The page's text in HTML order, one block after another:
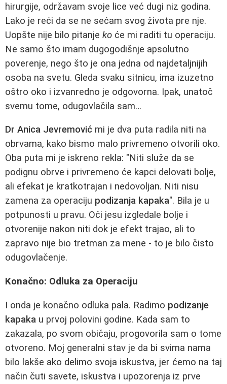
hirurgije, održavam svoje lice već dugi niz godina.
Lako je reći da se ne sećam svog života pre nje.
Uopšte nije bilo pitanje ko će mi raditi tu operaciju.
Ne samo što imam dugogodišnje apsolutno
poverenje, nego što je ona jedna od najdetaljnijih
osoba na svetu. Gleda svaku sitnicu, ima izuzetno
oštro oko i izvanredno je odgovorna. Ipak, unatoč
svemu tome, odugovlačila sam…
Dr Anica Jevremović mi je dva puta radila niti na
obrvama, kako bismo malo privremeno otvorili oko.
Oba puta mi je iskreno rekla: "Niti služe da se
podignu obrve i privremeno će kapci delovati bolje,
ali efekat je kratkotrajan i nedovoljan. Niti nisu
zamena za operaciju podizanja kapaka". Bila je u
potpunosti u pravu. Oči jesu izgledale bolje i
otvorenije nakon niti dok je efekt trajao, ali to
zapravo nije bio tretman za mene - to je bilo čisto
odugovlačenje.
Konačno: Odluka za Operaciju
I onda je konačno odluka pala. Radimo podizanje
kapaka u prvoj polovini godine. Kada sam to
zakazala, po svom običaju, progovorila sam o tome
otvoreno. Moj generalni stav je da bi svima nama
bilo lakše ako delimo svoja iskustva, jer ćemo na taj
način čuti savete, iskustva i upozorenja iz prve